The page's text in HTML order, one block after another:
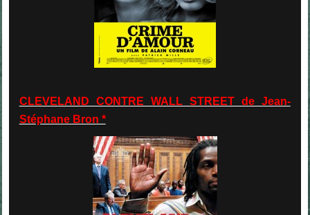
CLEVELAND CONTRE WALL STREET de Jean-
Stéphane Bron *